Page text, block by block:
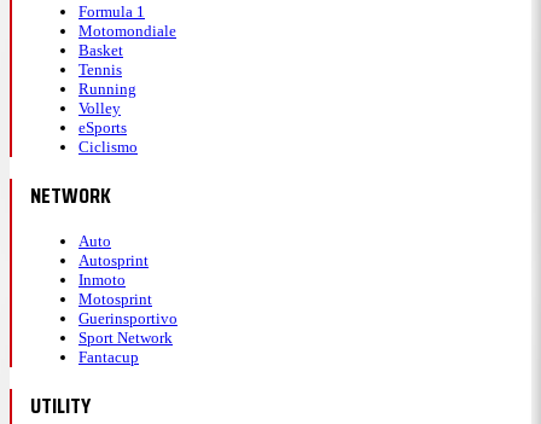
Formula 1
Motomondiale
Basket
Tennis
Running
Volley
eSports
Ciclismo
NETWORK
Auto
Autosprint
Inmoto
Motosprint
Guerinsportivo
Sport Network
Fantacup
UTILITY